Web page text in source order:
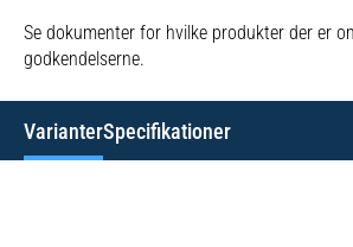
Se dokumenter for hvilke produkter der er
godkendelserne.
VarianterSpecifikationer